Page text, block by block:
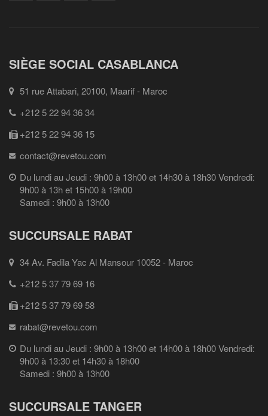
SIÈGE SOCIAL CASABLANCA
51 rue Attabari, 20100, Maarif - Maroc
+212 5 22 94 36 34
+212 5 22 94 36 15
contact@revetou.com
Du lundi au Jeudi : 9h00 à 13h00 et 14h30 à 18h30 Vendredi:
9h00 à 13h et 15h00 à 19h00
Samedi : 9h00 à 13h00
SUCCURSALE RABAT
34 Av. Fadila Yac Al Mansour 10052 - Maroc
+212 5 37 79 69 16
+212 5 37 79 69 58
rabat@revetou.com
Du lundi au Jeudi : 9h00 à 13h00 et 14h00 à 18h00 Vendredi:
9h00 à 13:30 et 14h30 à 18h00
Samedi : 9h00 à 13h00
SUCCURSALE TANGER